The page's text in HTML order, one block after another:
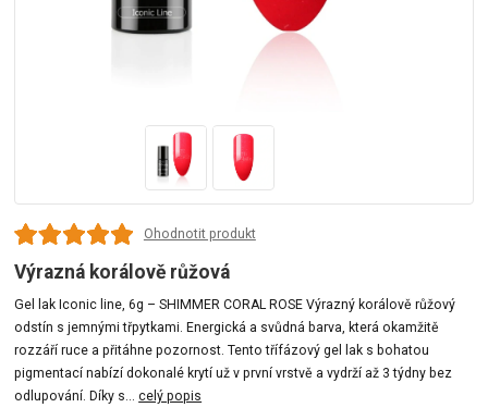
Ohodnotit produkt
Výrazná korálově růžová
Gel lak Iconic line, 6g – SHIMMER CORAL ROSE Výrazný korálově růžový
odstín s jemnými třpytkami. Energická a svůdná barva, která okamžitě
rozzáří ruce a přitáhne pozornost. Tento třífázový gel lak s bohatou
pigmentací nabízí dokonalé krytí už v první vrstvě a vydrží až 3 týdny bez
odlupování. Díky s...celý popis